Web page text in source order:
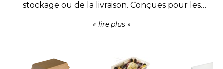
stockage ou de la livraison. Conçues pour les
facilitent la manutention tout en protégeant
de transport offrent une solution pratique pour